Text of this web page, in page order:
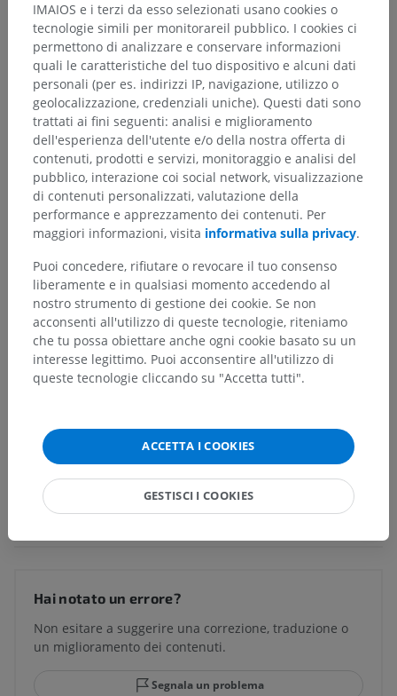
Gerarchia anatomica
Anatomia umana 1
Anatomia sistemica> Apparato cardiovascolare
Arterie> Aorta> Arco dell'aorta>
Arteria carotide comune> Arteria carotide interna>
Parte cavernosa> Tronco infero-laterale
Traduzioni
Hai notato un errore?
Non esitare a suggerire una correzione, traduzione o
un miglioramento dei contenuti.
Segnala un problema
IMAIOS e i terzi da esso selezionati usano cookies o
tecnologie simili per monitorareil pubblico. I cookies ci
permettono di analizzare e conservare informazioni
quali le caratteristiche del tuo dispositivo e alcuni dati
personali (per es. indirizzi IP, navigazione, utilizzo o
geolocalizzazione, credenziali uniche). Questi dati sono
trattati ai fini seguenti: analisi e miglioramento
dell'esperienza dell'utente e/o della nostra offerta di
contenuti, prodotti e servizi, monitoraggio e analisi del
pubblico, interazione coi social network, visualizzazione
di contenuti personalizzati, valutazione della
performance e apprezzamento dei contenuti. Per
maggiori informazioni, visita informativa sulla privacy.
Puoi concedere, rifiutare o revocare il tuo consenso
liberamente e in qualsiasi momento accedendo al
nostro strumento di gestione dei cookie. Se non
acconsenti all'utilizzo di queste tecnologie, riteniamo
che tu possa obiettare anche ogni cookie basato su un
interesse legittimo. Puoi acconsentire all'utilizzo di
queste tecnologie cliccando su "Accetta tutti".
ACCETTA I COOKIES
GESTISCI I COOKIES